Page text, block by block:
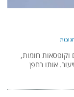
וקופסאות חומות,